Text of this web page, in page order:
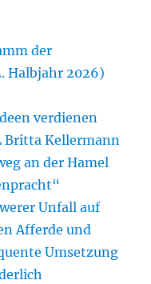
der
Halbjahr 2026)
verdienen
Britta Kellermann
an der Hamel
Unfall auf
Afferde und
Umsetzung